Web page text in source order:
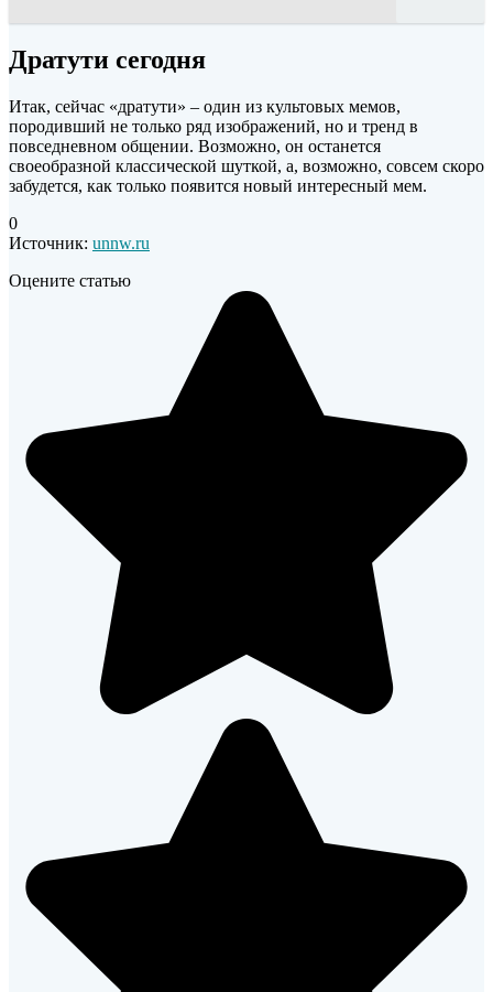
Дратути сегодня
Итак, сейчас «дратути» – один из культовых мемов,
породивший не только ряд изображений, но и тренд в
повседневном общении. Возможно, он останется
своеобразной классической шуткой, а, возможно, совсем скоро
забудется, как только появится новый интересный мем.
0
Источник: unnw.ru
Оцените статью